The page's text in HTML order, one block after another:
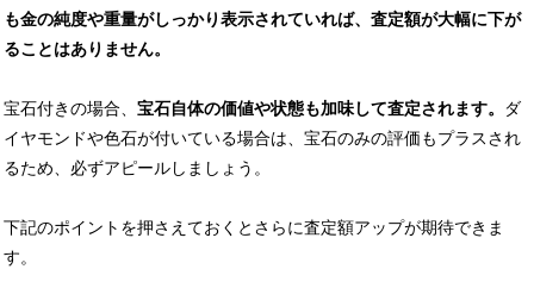
も金の純度や重量がしっかり表示されていれば、査定額が大幅に下が
ることはありません。
宝石付きの場合、 宝石自体の価値や状態も加味して査定されます。
ダ
イヤモンドや色石が付いている場合は、宝石のみの評価もプラスされ
るため、必ずアピールしましょう。
下記のポイントを押さえておくとさらに査定額アップが期待できま
す。